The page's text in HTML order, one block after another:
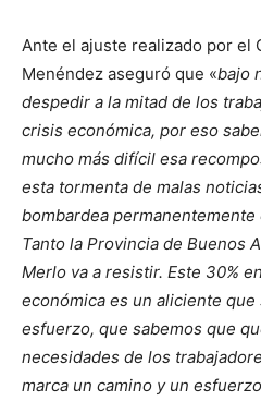
Ante el ajuste realizado por el
Menéndez aseguró que «bajo
despedir a la mitad de los
crisis económica, por eso
mucho más difícil esa
esta tormenta de malas
bombardea permanentemente
Tanto la Provincia de Buenos
Merlo va a resistir. Este 30%
económica es un aliciente
esfuerzo, que sabemos que
necesidades de los
marca un camino y un